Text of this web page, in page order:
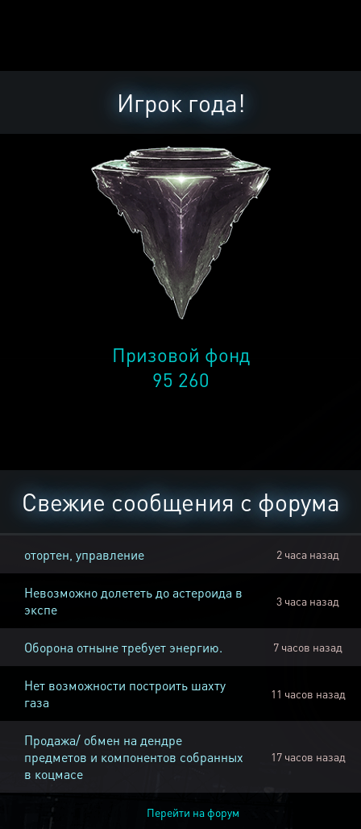
Игрок года!
Призовой фонд
95 260
Свежие сообщения с форума
отортен, управление 2 часа назад
Невозможно долететь до астероида в
экспе
3 часа назад
Оборона отныне требует энергию. 7 часов назад
Нет возможности построить шахту
газа
11 часов назад
Продажа/ обмен на дендре
предметов и компонентов собранных
в коцмасе
17 часов назад
Перейти на форум